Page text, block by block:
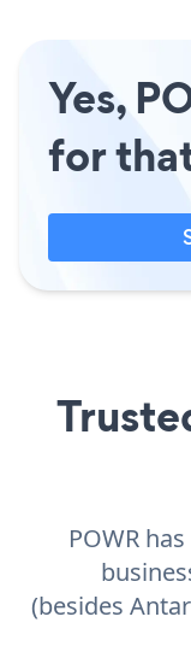
Yes,
for
POWR
(besides